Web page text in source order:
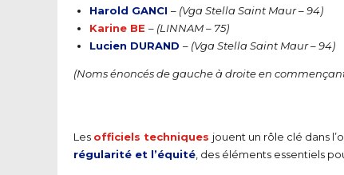
Harold GANCI – (Vga Stella Saint Maur – 94)
Karine BE – (LINNAM – 75)
Lucien DURAND – (Vga Stella Saint Maur – 94)
(Noms énoncés de gauche à droite en
Les officiels techniques jouent un rôle clé dans
régularité et l’équité , des éléments essentiels